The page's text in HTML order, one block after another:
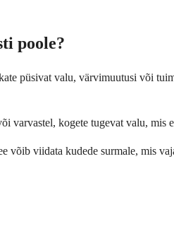
poole?
püsivat valu, värvimuutusi või
varvastel, kogete tugevat valu,
võib viidata kudede surmale, mis